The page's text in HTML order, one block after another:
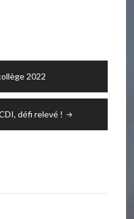
2022
défi relevé !